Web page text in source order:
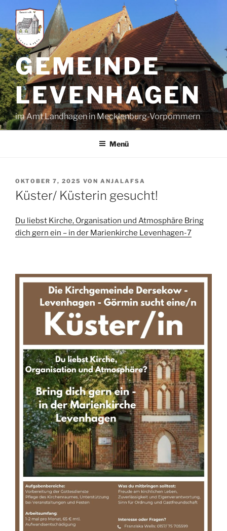
Inhalt
springen
GEMEINDE
LEVENHAGEN
im Amt Landhagen in Mecklenburg-Vorpommern
Menü
VERÖFFENTLICHT
AM
OKTOBER 7, 2025 VON ANJALAFSA
Küster/ Küsterin gesucht!
Du liebst Kirche, Organisation und Atmosphäre Bring
dich gern ein – in der Marienkirche Levenhagen-7